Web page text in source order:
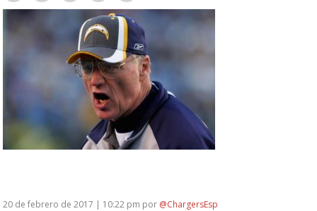
20 de febrero de 2017 | 10:22 pm por @ChargersEsp